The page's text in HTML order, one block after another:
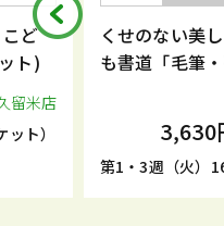
ど
ト)
留米店
ト）
くせのない美
も書道「毛筆
3,630
第1・3週（火）